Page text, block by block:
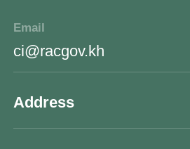
Email
ci@racgov.kh
Address